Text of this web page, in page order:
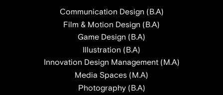
Communication Design (B.A)
Film & Motion Design (B.A)
Game Design (B.A)
Illustration (B.A)
Innovation Design Management (M.A)
Media Spaces (M.A)
Photography (B.A)